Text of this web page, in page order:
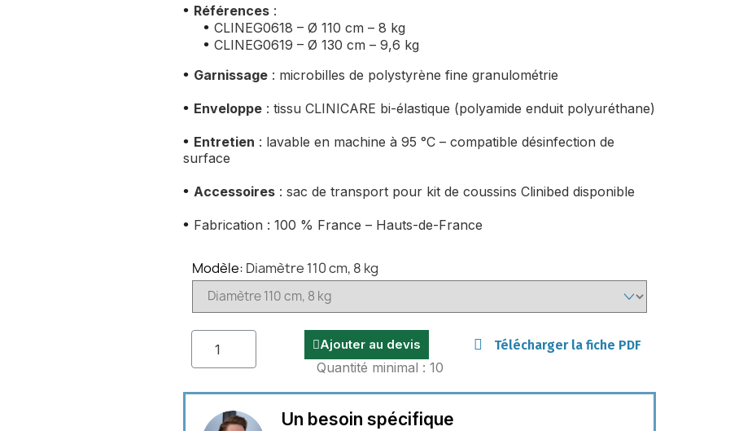
• Références :
•CLINEG0618 – Ø 110 cm – 8 kg
•CLINEG0619 – Ø 130 cm – 9,6 kg
• Garnissage : microbilles de polystyrène fine granulométrie
• Enveloppe : tissu CLINICARE bi-élastique (polyamide enduit polyuréthane)
• Entretien : lavable en machine à 95 °C – compatible désinfection de
surface
• Accessoires : sac de transport pour kit de coussins Clinibed disponible
• Fabrication : 100 % France – Hauts-de-France
Modèle Diamètre 110 cm, 8 kg
Ajouter au devis
Quantité minimal : 10
Télécharger la fiche PDF
Un besoin spécifique